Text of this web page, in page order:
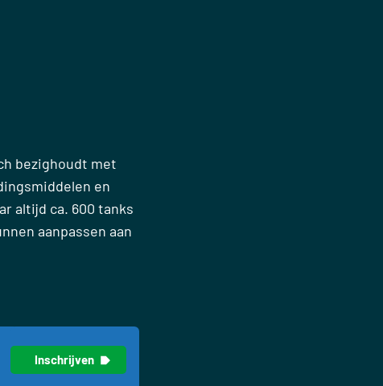
bezighoudt met
en
altijd ca. 600 tanks
aanpassen aan